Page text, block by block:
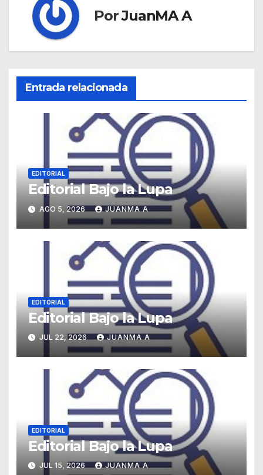
PorJuanMA A
Entrada relacionada
EDITORIAL
Editorial Bajo la Lupa
AGO 5, 2026 JUANMA A
EDITORIAL
Editorial Bajo la Lupa
JUL 22, 2026 JUANMA A
EDITORIAL
Editorial Bajo la Lupa
JUL 15, 2026 JUANMA A